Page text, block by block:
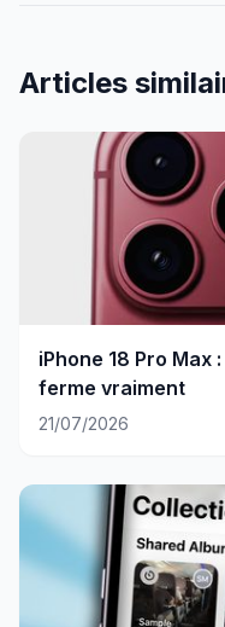
Articles
iPhone 18 Pro
ferme vraiment
21/07/2026